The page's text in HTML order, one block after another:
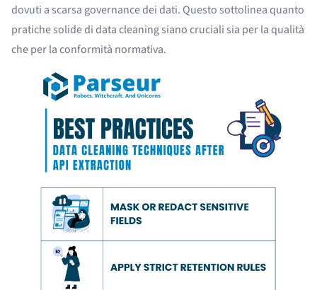
dovuti a scarsa governance dei dati. Questo sottolinea quanto
pratiche solide di data cleaning siano cruciali sia per la qualità
che per la conformità normativa.